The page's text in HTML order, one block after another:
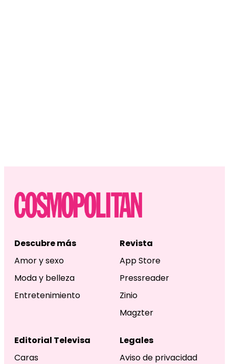
Descubre más
Amor y sexo
Moda y belleza
Entretenimiento
Revista
App Store
Pressreader
Zinio
Magzter
Editorial Televisa
Caras
Legales
Aviso de privacidad